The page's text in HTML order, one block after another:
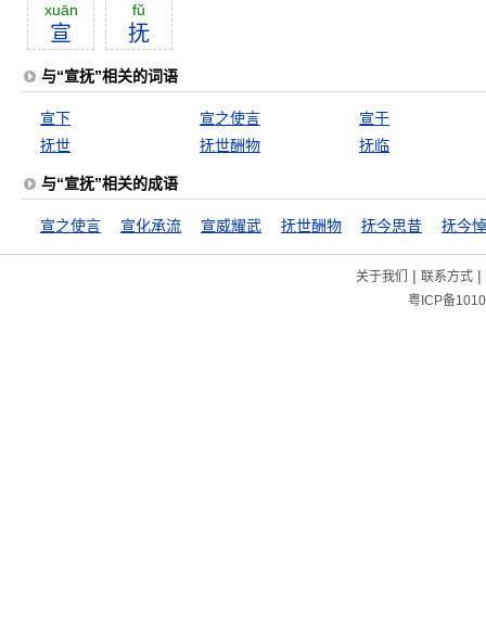
xuān
宣
fŭ
抚
与“宣抚”相关的词语
宣下 宣之使言
宣于
抚世
抚世酬物 抚临
与“宣抚”相关的成语
宣之使言 宣化承流 宣威耀武 抚世酬物 抚今思昔 抚今
关于我们 | 联系方式|
粤ICP备